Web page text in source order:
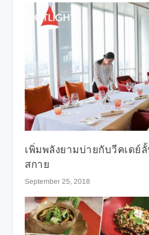
เพิ่มพลังยามบ่ายกับวีคเดย์
สกาย
September 25, 2018